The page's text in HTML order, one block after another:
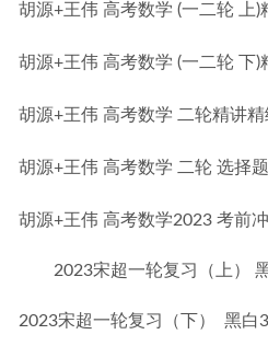
胡源+王伟 高考数学 (一二轮 上)
胡源+王伟 高考数学 (一二轮 下)
胡源+王伟 高考数学 二轮精讲精
胡源+王伟 高考数学 二轮 选择题
胡源+王伟 高考数学2023 考前冲
2023宋超一轮复习（上）
2023宋超一轮复习（下）  黑白